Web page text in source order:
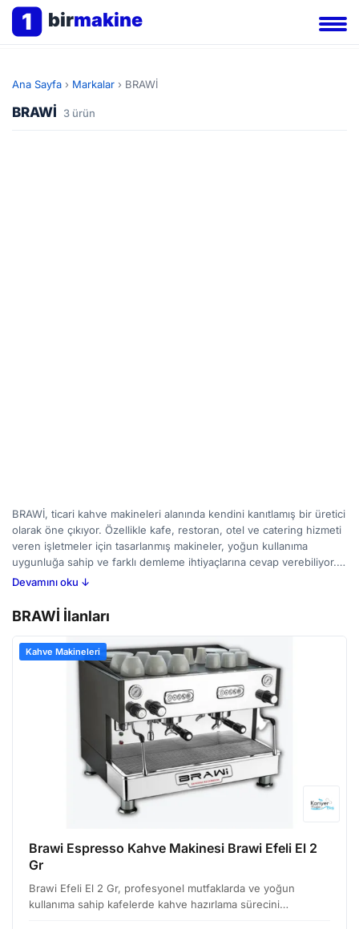
1 birmakine
Ana Sayfa › Markalar › BRAWİ
BRAWİ 3 ürün
BRAWİ, ticari kahve makineleri alanında kendini kanıtlamış bir üretici
olarak öne çıkıyor. Özellikle kafe, restoran, otel ve catering hizmeti
veren işletmeler için tasarlanmış makineler, yoğun kullanıma
uygunluğa sahip ve farklı demleme ihtiyaçlarına cevap verebiliyor.
BRAWİ makinelerinde sıcak su hazırlama özelliği, çiftli gruplu
Kahve çekirdeği öğütme kapasitesi, ısı stabilizasyonu ve temizlik
süreçleri alıcıların dikkat etmesi gereken noktalar arasında yer
alıyor. BirMakine’de BRAWİ marka makinelerin ilanlarını inceleyerek,
yeni veya ikinci el seçenekler arasından işletmenize uygun olanı
Devamını oku ↓
BRAWİ İlanları
Kahve Makineleri
Brawi Espresso Kahve Makinesi Brawi Efeli El 2
Gr
Brawi Efeli El 2 Gr, profesyonel mutfaklarda ve yoğun
kullanıma sahip kafelerde kahve hazırlama sürecini